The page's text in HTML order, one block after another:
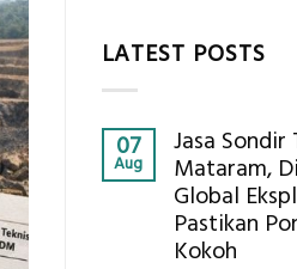
LATEST POSTS
07
Aug
Jasa Sondir
Mataram,
Global
Pastikan
Kokoh